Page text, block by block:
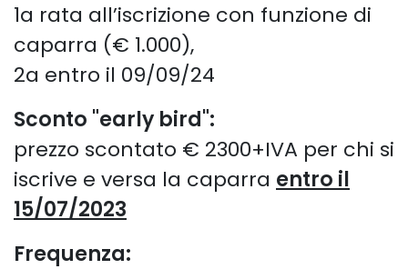
1a rata all’iscrizione con funzione di
caparra (€ 1.000),
2a entro il 09/09/24
Sconto "early bird":
prezzo scontato € 2300+IVA per chi si
iscrive e versa la caparra entro il
15/07/2023
Frequenza: